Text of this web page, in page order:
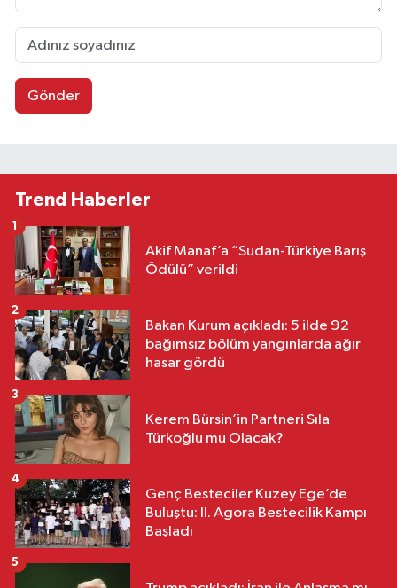
Gönder
Trend Haberler
Akif Manaf’a “Sudan-Türkiye Barış
Ödülü” verildi
1
Bakan Kurum açıkladı: 5 ilde 92
bağımsız bölüm yangınlarda ağır
hasar gördü
2
Kerem Bürsin’in Partneri Sıla
Türkoğlu mu Olacak?
3
Genç Besteciler Kuzey Ege’de
Buluştu: II. Agora Bestecilik Kampı
Başladı
4
5